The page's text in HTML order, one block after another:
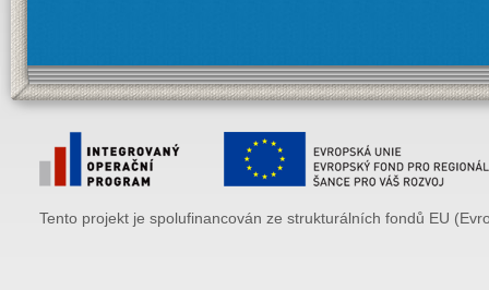
Tento projekt je spolufinancován ze strukturálních fondů EU